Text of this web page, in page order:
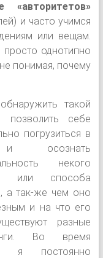
«авторитетов»
и часто учимся
или вещам.
однотипно
понимая, почему
такой
позволить себе
погрузиться в
осознать
некого
или способа
а так-же чем оно
и на что его
разные
Во время
я постоянно